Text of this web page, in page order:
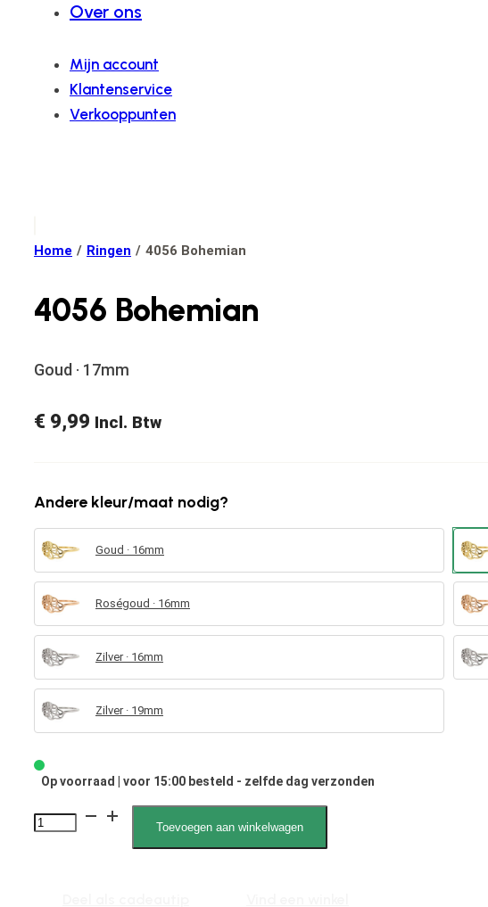
Over ons
Mijn account
Klantenservice
Verkooppunten
Home / Ringen / 4056 Bohemian
4056 Bohemian
Goud · 17mm
€ 9,99 Incl. Btw
Andere kleur/maat nodig?
Goud · 16mm
Roségoud · 16mm
Zilver · 16mm
Zilver · 19mm
Op voorraad | voor 15:00 besteld - zelfde dag verzonden
4056
Toevoegen aan winkelwagen